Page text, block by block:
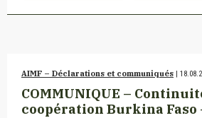
AIMF – Déclarations et communiqués |
COMMUNIQUE –
coopération Burkina Faso